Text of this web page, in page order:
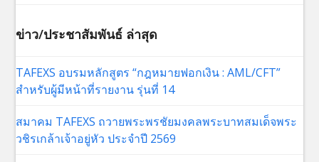
ข่าว/ประชาสัมพันธ์ ล่าสุด
TAFEXS อบรมหลักสูตร “กฎหมายฟอกเงิน : AML/CFT”
สำหรับผู้มีหน้าที่รายงาน รุ่นที่ 14
สมาคม TAFEXS ถวายพระพรชัยมงคลพระบาทสมเด็จพระ
วชิรเกล้าเจ้าอยู่หัว ประจำปี 2569